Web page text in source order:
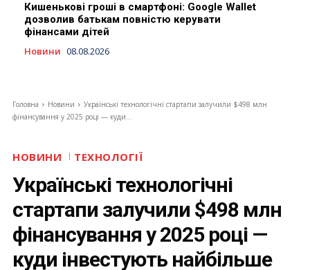
Кишенькові гроші в смартфоні: Google Wallet
дозволив батькам повністю керувати
фінансами дітей
Новини 08.08.2026